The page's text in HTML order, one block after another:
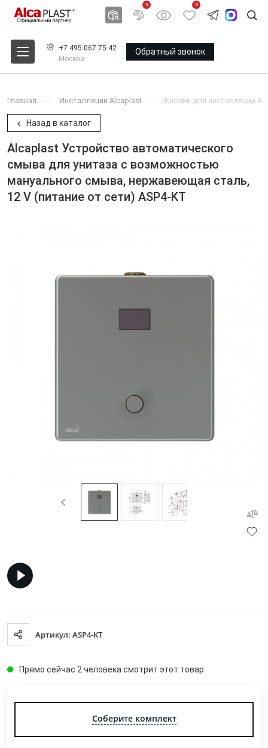
0 0
+7 495 067 75 42
Москва
Обратный звонок
Главная Инсталляции Alcaplast Кнопки для инсталляции
Назад в каталог
Alcaplast Устройство автоматического
смыва для унитаза с возможностью
мануального смыва, нержавеющая сталь,
12 V (питание от сети) ASP4-KT
Артикул: ASP4-KT
Прямо сейчас 2 человека смотрит этот товар
Соберите комплект